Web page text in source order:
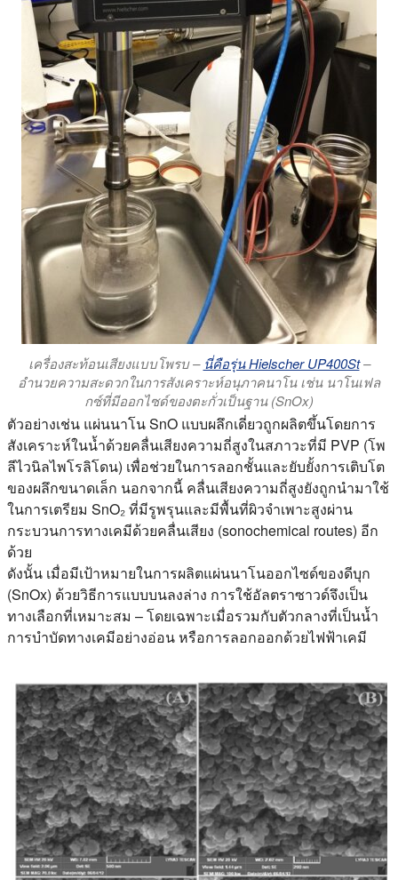
เครื่องสะท้อนเสียงแบบโพรบ – นี่คือรุ่น Hielscher UP400St–
อำนวยความสะดวกในการสังเคราะห์อนุภาคนาโน เช่น นาโนเฟล
กซ์ที่มีออกไซด์ของตะกั่วเป็นฐาน (SnOx)
ตัวอย่างเช่น แผ่นนาโน SnO แบบผลึกเดี่ยวถูกผลิตขึ้นโดยการ
สังเคราะห์ในน้ำด้วยคลื่นเสียงความถี่สูงในสภาวะที่มี PVP (โพ
ลีไวนิลไพโรลิโดน) เพื่อช่วยในการลอกชั้นและยับยั้งการเติบโต
ของผลึกขนาดเล็ก นอกจากนี้ คลื่นเสียงความถี่สูงยังถูกนำมาใช้
ในการเตรียม SnO₂ ที่มีรูพรุนและมีพื้นที่ผิวจำเพาะสูงผ่าน
กระบวนการทางเคมีด้วยคลื่นเสียง (sonochemical routes) อีก
ด้วย
ดังนั้น เมื่อมีเป้าหมายในการผลิตแผ่นนาโนออกไซด์ของดีบุก
(SnOx) ด้วยวิธีการแบบบนลงล่าง การใช้อัลตราซาวด์จึงเป็น
ทางเลือกที่เหมาะสม – โดยเฉพาะเมื่อรวมกับตัวกลางที่เป็นน้ำ
การบำบัดทางเคมีอย่างอ่อน หรือการลอกออกด้วยไฟฟ้าเคมี